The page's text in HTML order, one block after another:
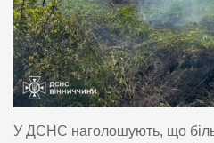
У ДСНС наголошують, що